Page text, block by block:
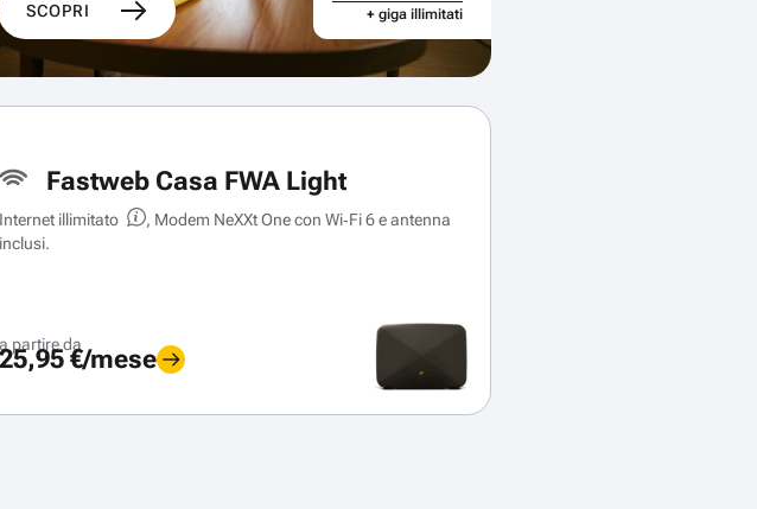
SCOPRI
+ giga illimitati
Fastweb Casa FWA Light
Internet illimitato
, Modem NeXXt One con Wi‑Fi 6 e antenna
inclusi.
a partire da
25,95 €/mese